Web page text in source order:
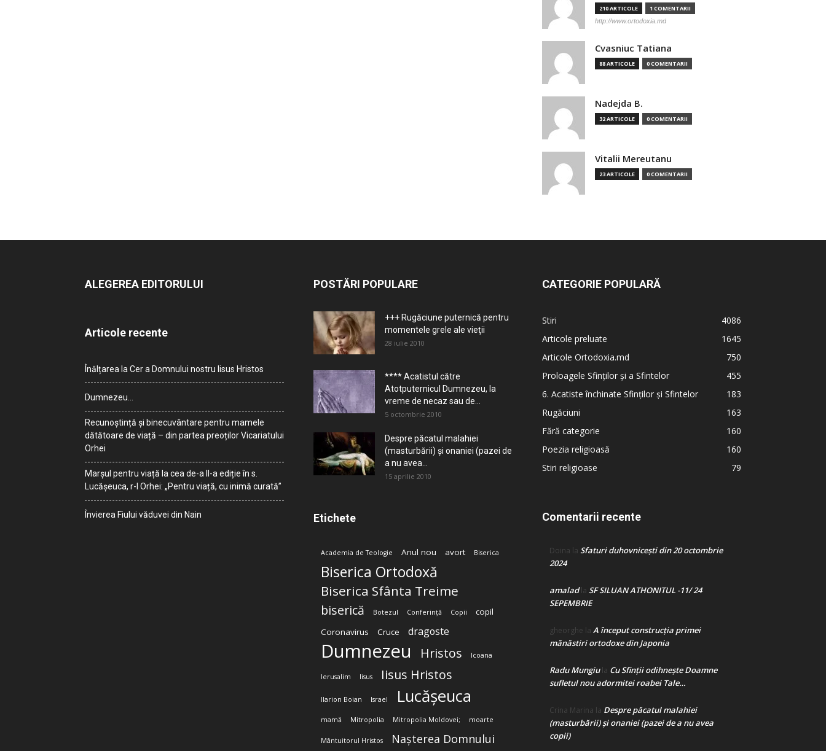
210 ARTICOLE 1 COMENTARII
http://www.ortodoxia.md
Cvasniuc Tatiana
88 ARTICOLE 0 COMENTARII
Nadejda B.
32 ARTICOLE 0 COMENTARII
Vitalii Mereutanu
23 ARTICOLE 0 COMENTARII
ALEGEREA EDITORULUI
Articole recente
Înălțarea la Cer a Domnului nostru Iisus Hristos
Dumnezeu…
Recunoștință și binecuvântare pentru mamele
dătătoare de viață – din partea preoților Vicariatului
Orhei
Marșul pentru viață la cea de-a II-a ediție în s.
Lucășeuca, r-l Orhei: „Pentru viață, cu inimă curată”
Învierea Fiului văduvei din Nain
POSTĂRI POPULARE
+++ Rugăciune puternică pentru
momentele grele ale vieţii
28 iulie 2010
**** Acatistul către
Atotputernicul Dumnezeu, la
vreme de necaz sau de...
5 octombrie 2010
Despre păcatul malahiei
(masturbării) şi onaniei (pazei de
a nu avea...
15 aprilie 2010
Etichete
Academia de Teologie Anul nou avort Biserica
Biserica Ortodoxă
Biserica Sfânta Treime
biserică Botezul Conferință Copii
copil
Coronavirus
Cruce dragoste
Dumnezeu Hristos Icoana
Ierusalim Iisus Iisus Hristos
Ilarion Boian Israel Lucășeuca
mamă Mitropolia Mitropolia Moldovei; moarte
Mântuitorul Hristos Nașterea Domnului
CATEGORIE POPULARĂ
Stiri
4086
Articole preluate
1645
Articole Ortodoxia.md
750
Proloagele Sfinților și a Sfintelor
455
6. Acatiste închinate Sfinților și Sfintelor
183
Rugăciuni
163
Fără categorie
160
Poezia religioasă
160
Stiri religioase
79
Comentarii recente
Doina la Sfaturi duhovnicești din 20 octombrie
2024
amaladla SF SILUAN ATHONITUL -11/ 24
SEPEMBRIE
gheorghe la A început construcţia primei
mănăstiri ortodoxe din Japonia
Radu Mungiula Cu Sfinții odihnește Doamne
sufletul nou adormitei roabei Tale…
Crina Marina la Despre păcatul malahiei
(masturbării) şi onaniei (pazei de a nu avea
copii)